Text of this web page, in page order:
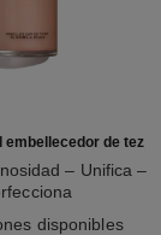
embellecedor de tez
– Unifica –
disponibles